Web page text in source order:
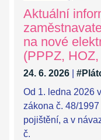
Aktuální
na nové
(PPPZ,
24. 6. 2026
Od 1. ledna 2026
zákona č. 48/
pojištění, a v
č.